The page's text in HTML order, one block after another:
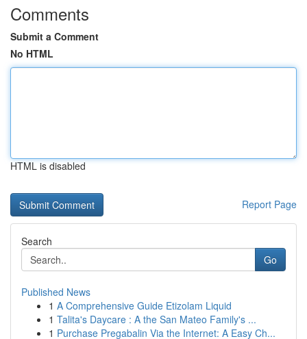
Comments
Submit a Comment
No HTML
HTML is disabled
Report Page
Search
Go
Published News
1 A Comprehensive Guide Etizolam Liquid
1 Talita's Daycare : A the San Mateo Family's ...
1 Purchase Pregabalin Via the Internet: A Easy Ch...